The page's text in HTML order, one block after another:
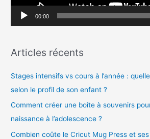
i
é
00:00
Articles récents
Stages intensifs vs cours à l’année :
selon le profil de son enfant ?
Comment créer une boîte à souvenirs
naissance à l’adolescence ?
Combien coûte le Cricut Mug Press et